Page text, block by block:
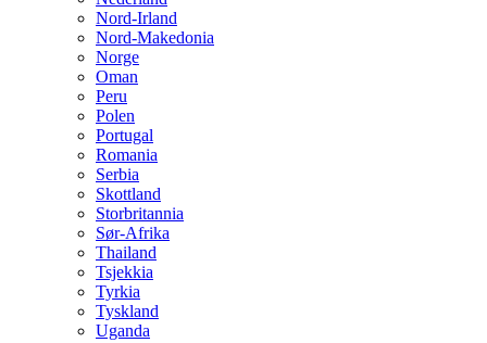
Nord-Irland
Nord-Makedonia
Norge
Oman
Peru
Polen
Portugal
Romania
Serbia
Skottland
Storbritannia
Sør-Afrika
Thailand
Tsjekkia
Tyrkia
Tyskland
Uganda